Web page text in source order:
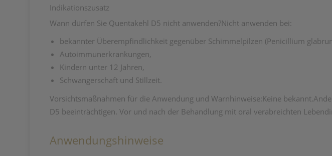
Indikationszusatz
Wann dürfen Sie Quentakehl D5 nicht anwenden?Nicht anwenden bei:
bekannter Überempfindlichkeit gegenüber Schimmelpilzen (Penicillium
Autoimmunerkrankungen,
Kindern unter 12 Jahren,
Schwangerschaft und Stillzeit.
Vorsichtsmaßnahmen für die Anwendung und Warnhinweise:Keine
D5 beeinträchtigen. Vor und nach der Behandlung mit oral verabreichten
Anwendungshinweise